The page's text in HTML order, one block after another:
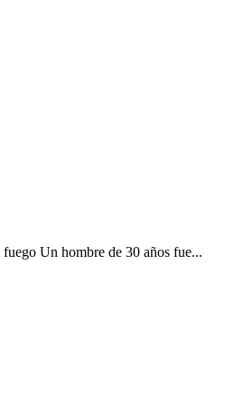
Un hombre de 30 años fue...